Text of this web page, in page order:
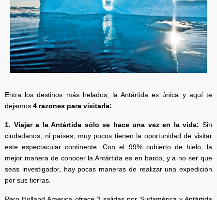
Entra los destinos más helados, la Antártida es única y aquí te
dejamos 4 razones para visitarla:
1. Viajar a la Antártida sólo se hace una vez en la vida: Sin
ciudadanos, ni países, muy pocos tienen la oportunidad de visitar
este espectacular continente. Con el 99% cubierto de hielo, la
mejor manera de conocer la Antártida es en barco, y a no ser que
seas investigador, hay pocas maneras de realizar una expedición
por sus tierras.